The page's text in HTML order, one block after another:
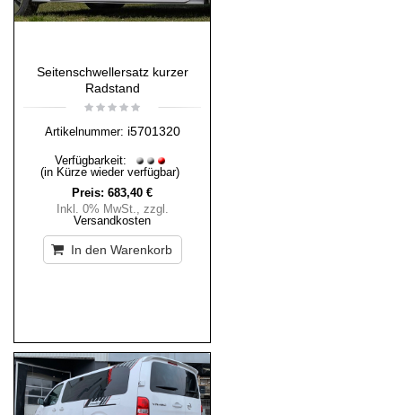
Seitenschwellersatz kurzer
Radstand
Artikelnummer: i5701320
Verfügbarkeit:
(in Kürze wieder verfügbar)
Preis: 683,40 €
Inkl. 0% MwSt., zzgl.
Versandkosten
In den Warenkorb